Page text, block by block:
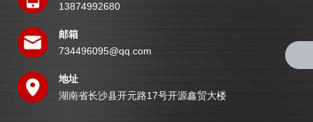
13874992680
邮箱
734496095@qq.com
地址
湖南省长沙县开元路17号开源鑫贸大楼